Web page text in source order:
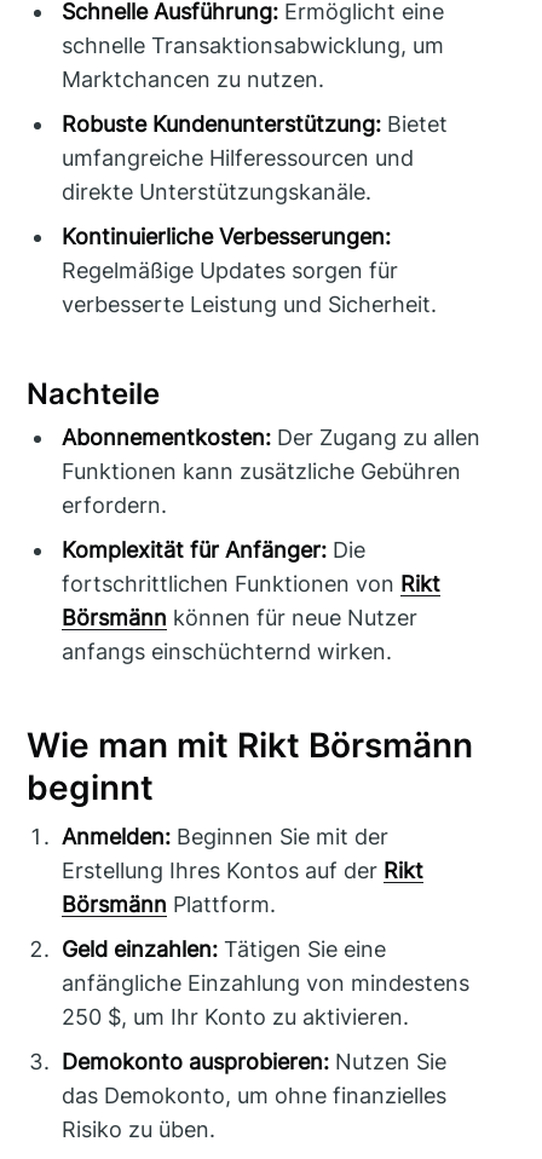
Schnelle Ausführung: Ermöglicht eine
schnelle Transaktionsabwicklung, um
Marktchancen zu nutzen.
Robuste Kundenunterstützung: Bietet
umfangreiche Hilferessourcen und
direkte Unterstützungskanäle.
Kontinuierliche Verbesserungen:
Regelmäßige Updates sorgen für
verbesserte Leistung und Sicherheit.
Nachteile
Abonnementkosten: Der Zugang zu allen
Funktionen kann zusätzliche Gebühren
erfordern.
Komplexität für Anfänger: Die
fortschrittlichen Funktionen von Rikt
Börsmänn können für neue Nutzer
anfangs einschüchternd wirken.
Wie man mit Rikt Börsmänn
beginnt
Anmelden: Beginnen Sie mit der
Erstellung Ihres Kontos auf der Rikt
Börsmänn Plattform.
Geld einzahlen: Tätigen Sie eine
anfängliche Einzahlung von mindestens
250 $, um Ihr Konto zu aktivieren.
Demokonto ausprobieren: Nutzen Sie
das Demokonto, um ohne finanzielles
Risiko zu üben.